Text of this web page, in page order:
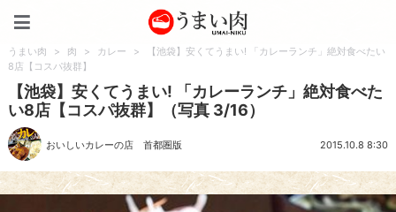
うまい肉 > 肉 > カレー >
【池袋】安くてうまい! 「カレーランチ」絶対食べたい
8店【コスパ抜群】
【池袋】安くてうまい! 「カレーランチ」絶対食べた
い8店【コスパ抜群】（写真 3/16）
おいしいカレーの店 首都圏版 2015.10.8 8:30